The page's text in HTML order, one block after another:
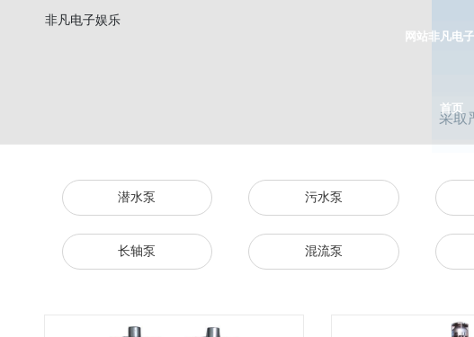
非凡电子娱乐
网站非凡电
首页
采取
潜水泵 污水泵
长轴泵 混流泵